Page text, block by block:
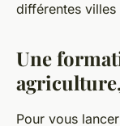
différentes villes
Une
Pour vous